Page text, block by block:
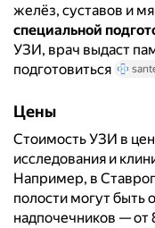
желёз, суставов и
специальной
УЗИ, врач выдаст
подготовиться
Цены
Стоимость УЗИ в
исследования и
Например, в
полости могут быть
надпочечников — от